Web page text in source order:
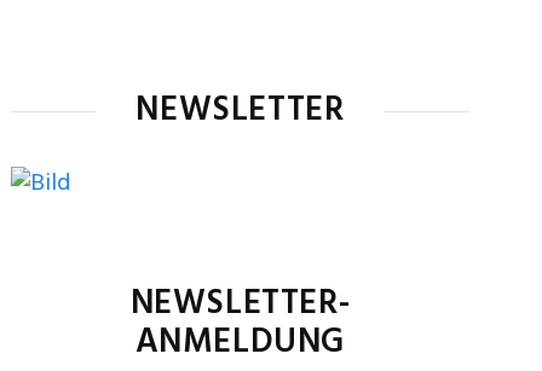
NEWSLETTER
NEWSLETTER-
ANMELDUNG